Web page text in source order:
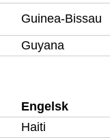
Guinea-Bissau
Guyana
Engelsk
Haiti